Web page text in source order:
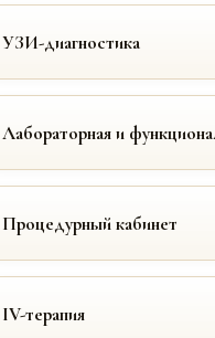
УЗИ-диагностика
Лабораторная и
Процедурный кабинет
IV-терапия